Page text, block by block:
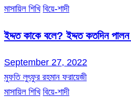
মাসায়িল শিখি বিয়ে-শাদী
ইদ্দত কাকে বলে? ইদ্দত কতদিন
September 27, 2022
মুফতি লুৎফুর রহমান ফরায়েজী
মাসায়িল শিখি বিয়ে-শাদী